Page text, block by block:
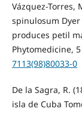
Vázquez-Torres,
spinulosum
produces petil
Phytomedicine,
7113(98)80033-0
De la Sagra, R.
isla de Cuba